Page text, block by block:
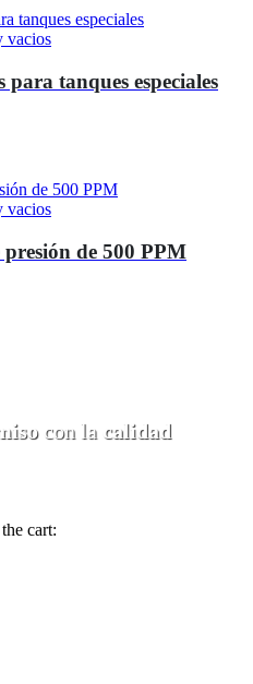
vacios
para tanques especiales
vacios
presión de 500 PPM
con la calidad
cart: